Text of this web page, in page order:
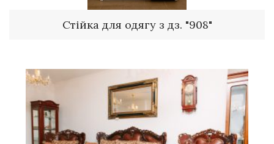
Стійка для одягу з дз. "908"